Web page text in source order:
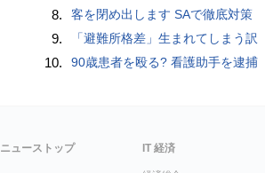
8. 客を閉め出します SAで徹底対策
9. 「避難所格差」生まれてしまう訳
10. 90歳患者を殴る? 看護助手を逮捕
ニューストップ IT 経済